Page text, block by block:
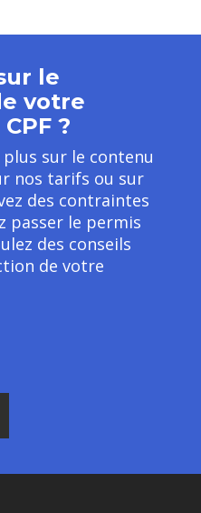
le
votre
?
sur le contenu
nos tarifs ou sur
des contraintes
passer le permis
des conseils
de votre